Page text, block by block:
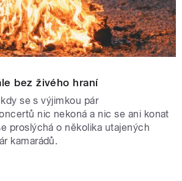
bez živého hraní
se s výjimkou pár
nic nekoná a nic se ani konat
proslýchá o několika utajených
kamarádů.